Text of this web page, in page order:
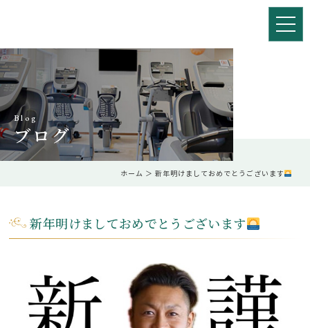
Blog
ブログ
ホーム ＞ 新年明けましておめでとうございます
新年明けましておめでとうございます